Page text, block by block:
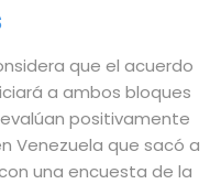
que el acuerdo
a ambos bloques
positivamente
Venezuela que sacó a
una encuesta de la